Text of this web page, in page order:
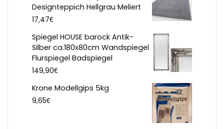
Designteppich Hellgrau Meliert
17,47€
Spiegel HOUSE barock Antik-
Silber ca.180x80cm Wandspiegel
Flurspiegel Badspiegel
149,90€
Krone Modellgips 5kg
9,65€